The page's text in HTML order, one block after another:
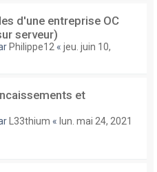
d'une entreprise OC
serveur)
Philippe12 « jeu. juin 10,
et
L33thium « lun. mai 24, 2021